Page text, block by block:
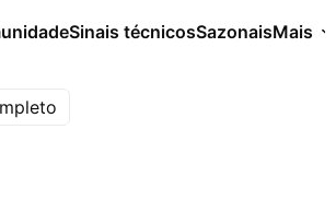
Sinais técnicosSazonaisMais